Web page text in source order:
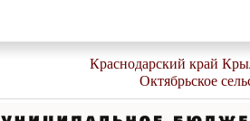
Краснодарский край
Октябрьское